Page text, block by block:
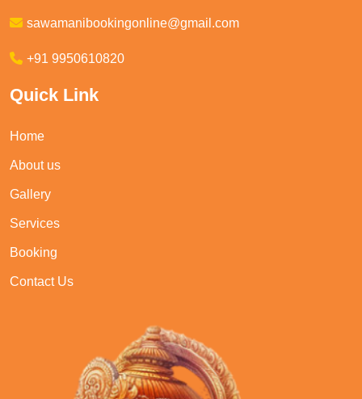
sawamanibookingonline@gmail.com
+91 9950610820
Quick Link
Home
About us
Gallery
Services
Booking
Contact Us